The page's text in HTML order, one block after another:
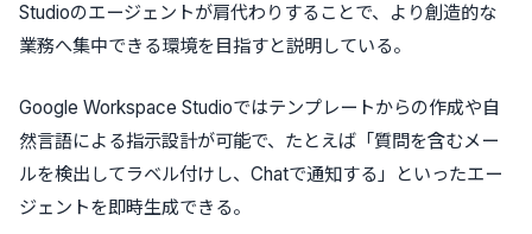
Studioのエージェントが肩代わりすることで、より創造的な
業務へ集中できる環境を目指すと説明している。
Google Workspace Studioではテンプレートからの作成や自
然言語による指示設計が可能で、たとえば「質問を含むメー
ルを検出してラベル付けし、Chatで通知する」といったエー
ジェントを即時生成できる。